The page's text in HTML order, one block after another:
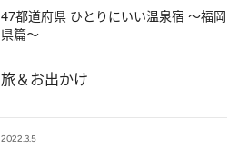
47都道府県 ひとりにいい温泉宿 ～福岡
県篇～
旅＆お出かけ
2022.3.5